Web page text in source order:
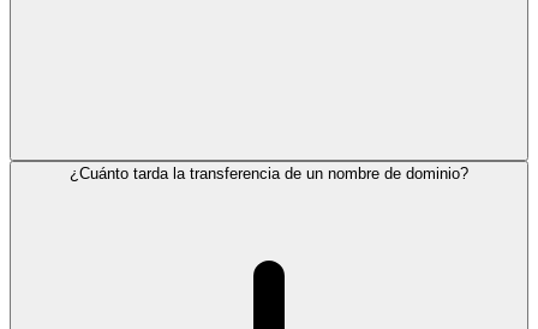
¿Cuánto tarda la transferencia de un nombre de dominio?